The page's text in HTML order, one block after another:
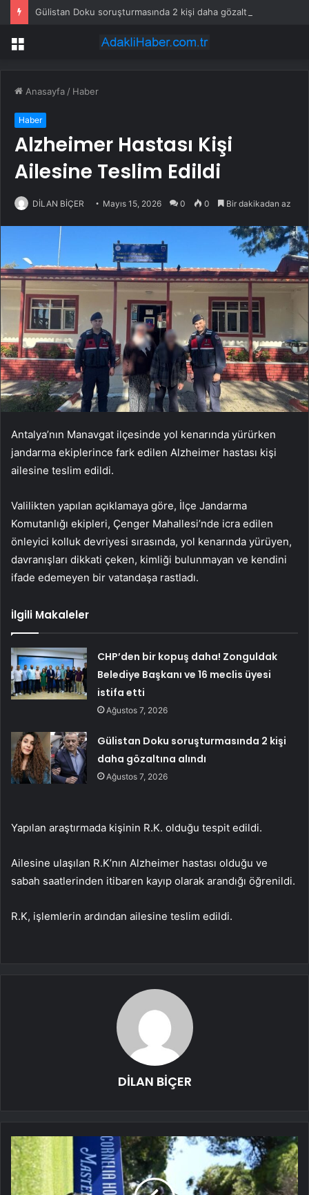
Gülistan Doku soruşturmasında 2 kişi daha gözaltına alındı
Menü
Anasayfa / Haber
Haber
Alzheimer Hastası Kişi
Ailesine Teslim Edildi
DİLAN BİÇER Mayıs 15, 2026 0 0 Bir dakikadan az
Antalya’nın Manavgat ilçesinde yol kenarında yürürken
jandarma ekiplerince fark edilen Alzheimer hastası kişi
ailesine teslim edildi.
Valilikten yapılan açıklamaya göre, İlçe Jandarma
Komutanlığı ekipleri, Çenger Mahallesi’nde icra edilen
önleyici kolluk devriyesi sırasında, yol kenarında yürüyen,
davranışları dikkati çeken, kimliği bulunmayan ve kendini
ifade edemeyen bir vatandaşa rastladı.
İlgili Makaleler
CHP’den bir kopuş daha! Zonguldak
Belediye Başkanı ve 16 meclis üyesi
istifa etti
Ağustos 7, 2026
Gülistan Doku soruşturmasında 2 kişi
daha gözaltına alındı
Ağustos 7, 2026
Yapılan araştırmada kişinin R.K. olduğu tespit edildi.
Ailesine ulaşılan R.K’nın Alzheimer hastası olduğu ve
sabah saatlerinden itibaren kayıp olarak arandığı öğrenildi.
R.K, işlemlerin ardından ailesine teslim edildi.
DİLAN BİÇER